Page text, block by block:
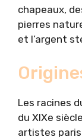
chapeaux,
pierres
et l’argent
Les racines
du XIXe
artistes